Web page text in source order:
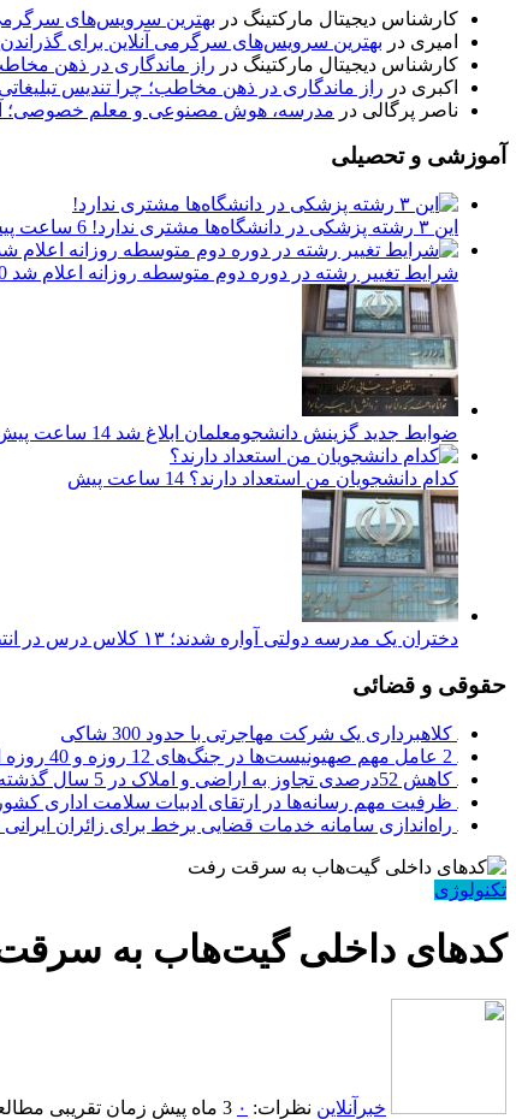
کارشناس دیجیتال مارکتینگ در بهترین سرویس‌های سرگرمی
امیری در بهترین سرویس‌های سرگرمی آنلاین برای
کارشناس دیجیتال مارکتینگ در راز ماندگاری در ذهن
اکبری در راز ماندگاری در ذهن مخاطب؛ چرا تندیس
ناصر پرگالی در مدرسه، هوش مصنوعی و معلم خصوصی؛
آموزشی و تحصیلی
این ۳ رشته پزشکی در دانشگاه‌ها مشتری ندارد! 6 ساعت پیش
شرایط تغییر رشته در دوره دوم متوسطه روزانه اعلام شد 10
ضوابط جدید گزینش دانشجومعلمان ابلاغ شد 14 ساعت پیش
کدام دانشجویان من استعداد دارند؟ 14 ساعت پیش
دختران یک مدرسه دولتی آواره شدند؛ ۱۳ کلاس درس در انتظار مدرسه غیرانتفاعی
حقوقی و قضائی
کلاهبرداری یک شرکت مهاجرتی با حدود 300 شاکی
کاهش 52درصدی تجاوز به اراضی و املاک در 5 سال گذشته
ظرفیت مهم رسانه‌ها در ارتقای ادبیات سلامت اداری کشور
راه‌اندازی سامانه خدمات قضایی برخط برای زائران
تکنولوژی
کدهای داخلی گیت‌هاب به
خبرآنلاین نظرات: ۰ 3 ماه پیش زمان تقریبی مطالعه: 1